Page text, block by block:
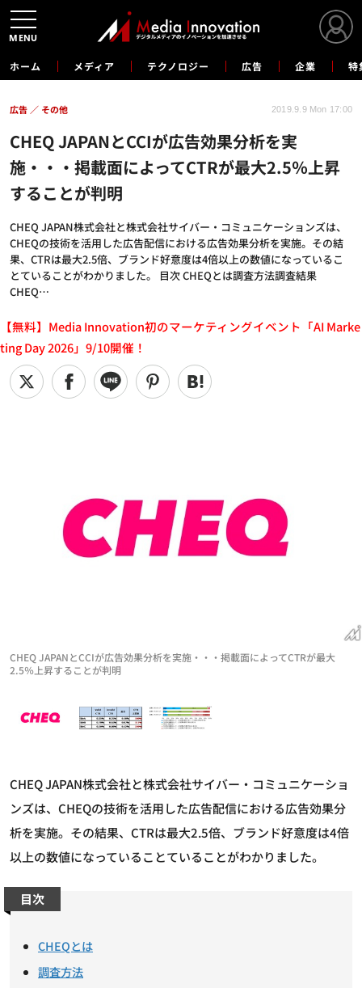
ホーム メディア テクノロジー 広告 企業 特
CHEQ JAPANとCCIが広告効果分析を実
施・・・掲載面によってCTRが最大2.5％上昇
することが判明
CHEQ JAPAN株式会社と株式会社サイバー・コミュニケーションズは、
CHEQの技術を活用した広告配信における広告効果分析を実施。その結
果、CTRは最大2.5倍、ブランド好意度は4倍以上の数値になっているこ
とていることがわかりました。 目次 CHEQとは調査方法調査結果
CHEQ…
広告 その他 2019.9.9 Mon 17:00
【無料】Media Innovation初のマーケティングイベント「AI Marke
ting Day 2026」9/10開催！
CHEQ JAPANとCCIが広告効果分析を実施・・・掲載面によってCTRが最大
2.5％上昇することが判明
CHEQ JAPAN株式会社と株式会社サイバー・コミュニケーショ
ンズは、CHEQの技術を活用した広告配信における広告効果分
析を実施。その結果、CTRは最大2.5倍、ブランド好意度は4倍
以上の数値になっていることていることがわかりました。
目次
CHEQとは
調査方法
MENU